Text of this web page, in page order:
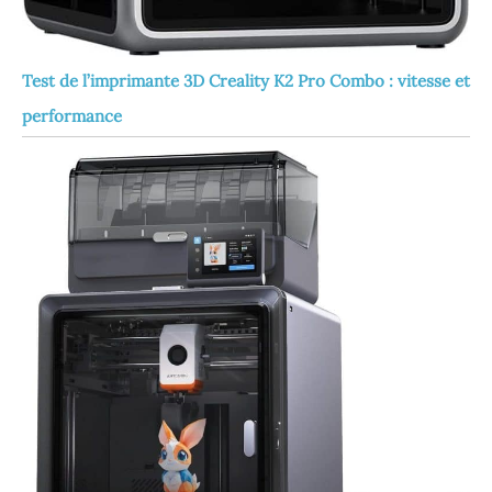
L'utilisation d'un bloc
céramique et d'un lit
préchauffage de 70
%, permettant une
impression quasi
instantanée et un
préchauffage facile
pour le nettoyage et
la mise à niveau des
buses. Profitez
d'impressions
précises et de haute
polyvalente avec les
matériaux. Rails
Test de l’imprimante 3D Creality K2 Pro Combo : vitesse et
performance